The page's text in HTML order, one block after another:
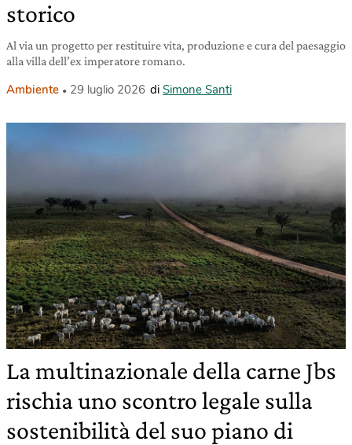
storico
Al via un progetto per restituire vita, produzione e cura del paesaggio
alla villa dell’ex imperatore romano.
Ambiente 29 luglio 2026 di Simone Santi
La multinazionale della carne Jbs
rischia uno scontro legale sulla
sostenibilità del suo piano di